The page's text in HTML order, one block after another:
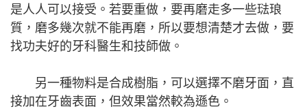
是人人可以接受。若要重做，要再磨走多一些琺琅
質，磨多幾次就不能再磨，所以要想清楚才去做，要
找功夫好的牙科醫生和技師做。
另一種物料是合成樹脂，可以選擇不磨牙面，直
接加在牙齒表面，但效果當然較為遜色。